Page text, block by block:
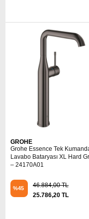
GROHE
Grohe Essence Tek
Lavabo Bataryası XL Hard
– 24170A01
%45
46.884,00 TL
25.786,20 TL